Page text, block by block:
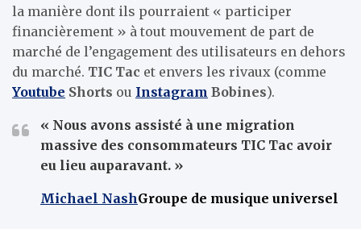
la manière dont ils pourraient « participer
financièrement » à tout mouvement de part de
marché de l’engagement des utilisateurs en dehors
du marché. TIC Tac et envers les rivaux (comme
Youtube Shorts ou Instagram Bobines).
« Nous avons assisté à une migration
massive des consommateurs TIC Tac avoir
eu lieu auparavant. »
Michael NashGroupe de musique universel